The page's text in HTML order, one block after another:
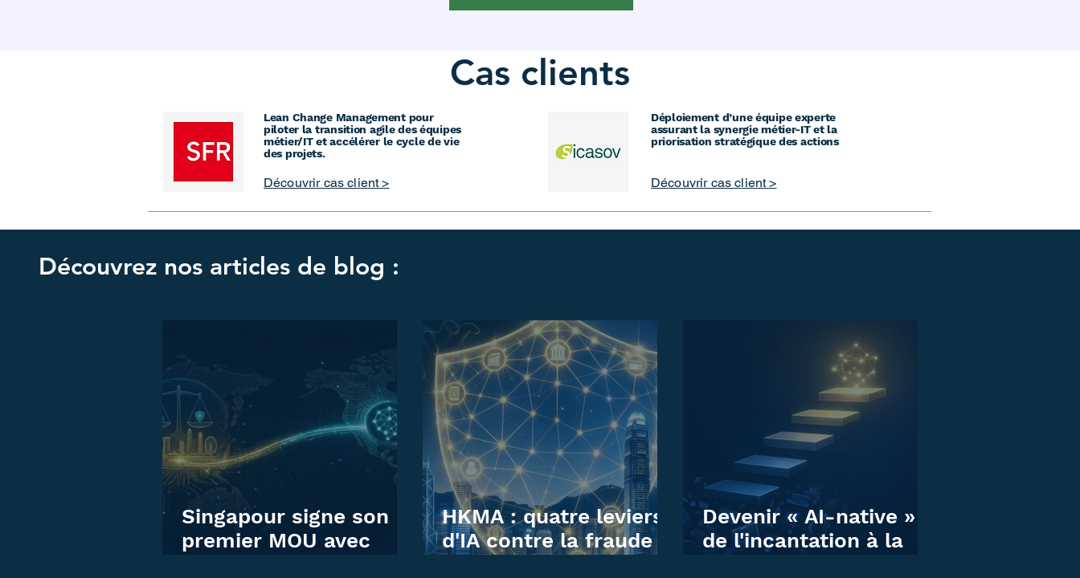
Cas clients
Lean Change Management pour
piloter la transition agile des équipes
métier/IT et accélérer le cycle de vie
des projets.
Découvrir cas client >
Déploiement d’une équipe experte
assurant la synergie métier-IT et la
priorisation stratégique des actions
Découvrir cas client >
Découvrez nos articles de blog :
Singapour signe son
premier MOU avec
HKMA : quatre leviers
d'IA contre la fraude
Devenir « AI-native » :
de l'incantation à la